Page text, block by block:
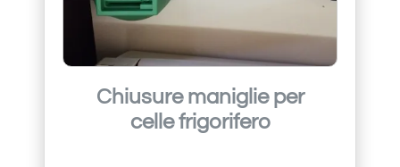
Chiusure maniglie per
celle frigorifero